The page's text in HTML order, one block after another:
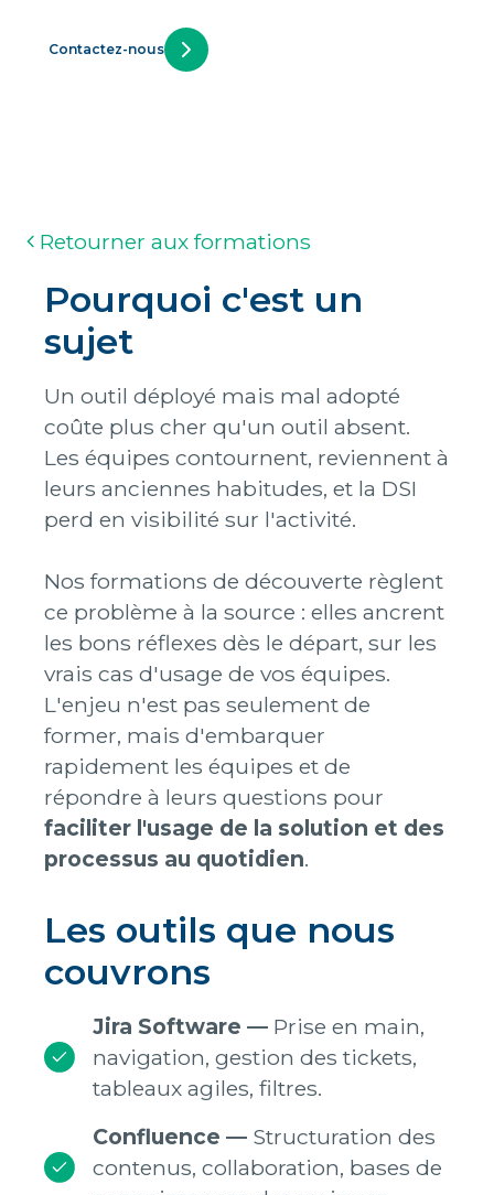
Contactez-nous
Retourner aux formations
Pourquoi c'est un
sujet
Un outil déployé mais mal adopté
coûte plus cher qu'un outil absent.
Les équipes contournent, reviennent à
leurs anciennes habitudes, et la DSI
perd en visibilité sur l'activité.
Nos formations de découverte règlent
ce problème à la source : elles ancrent
les bons réflexes dès le départ, sur les
vrais cas d'usage de vos équipes.
L'enjeu n'est pas seulement de
former, mais d'embarquer
rapidement les équipes et de
répondre à leurs questions pour
faciliter l'usage de la solution et des
processus au quotidien.
Les outils que nous
couvrons
Jira Software — Prise en main,
navigation, gestion des tickets,
tableaux agiles, filtres.
Confluence — Structuration des
contenus, collaboration, bases de